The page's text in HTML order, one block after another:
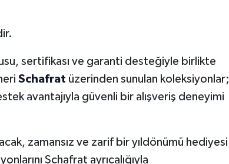
sertifikası ve garanti desteğiyle birlikte
Schafrat üzerinden sunulan koleksiyonlar;
avantajıyla güvenli bir alışveriş deneyimi
zamansız ve zarif bir yıldönümü hediyesi
Schafrat ayrıcalığıyla